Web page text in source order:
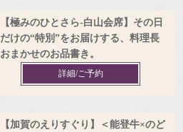
【極みのひとさら‐白山会席】その日
だけの“特別”をお届けする、料理長
おまかせのお品書き。
詳細/ご予約
【加賀のえりすぐり】＜能登牛×のど